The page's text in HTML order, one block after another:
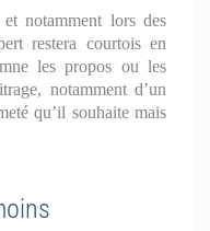
notamment lors des
restera courtois en
les propos ou les
notamment d’un
qu’il souhaite mais